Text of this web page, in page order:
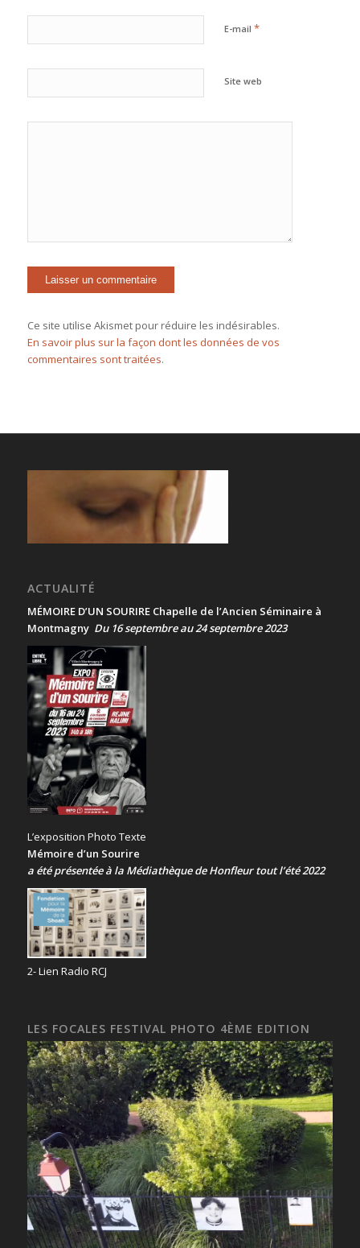
E-mail *
Site web
Ce site utilise Akismet pour réduire les indésirables.
En savoir plus sur la façon dont les données de vos
commentaires sont traitées.
ACTUALITÉ
MÉMOIRE D’UN SOURIRE Chapelle de l’Ancien Séminaire à
Montmagny Du 16 septembre au 24 septembre 2023
L’exposition Photo Texte
Mémoire d’un Sourire
a été présentéeà la Médiathèque de Honfleur tout l’été 2022
2- Lien Radio RCJ
LES FOCALES FESTIVAL PHOTO 4ÈME EDITION